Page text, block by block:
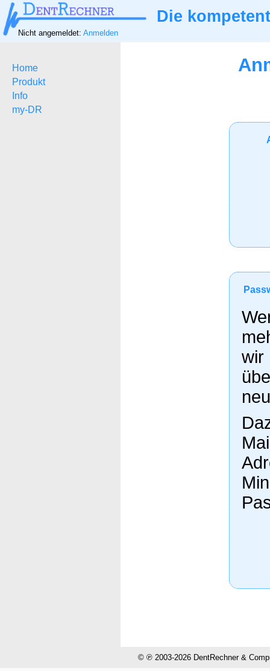
Die
Nicht angemeldet: Anmelden
Home
Produkt
Info
my-DR
wir
© ℗ 2003-2026 DentRechner &